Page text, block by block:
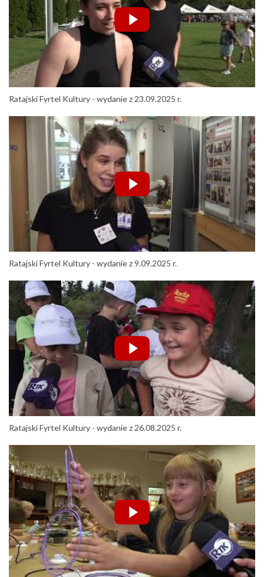
Ratajski Fyrtel Kultury - wydanie z 23.09.2025 r.
Ratajski Fyrtel Kultury - wydanie z 9.09.2025 r.
Ratajski Fyrtel Kultury - wydanie z 26.08.2025 r.